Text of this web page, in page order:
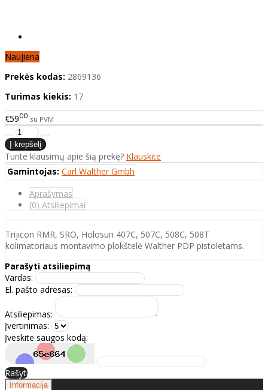
Naujiena
Prekės kodas: 2869136
Turimas kiekis: 17
€5900 su PVM
Turite klausimų apie šią prekę? Klauskite
Gamintojas: Carl Walther Gmbh
Aprašymas
(0) Atsiliepimai
Trijicon RMR, SRO, Holosun 407C, 507C, 508C, 508T
kolimatoriaus montavimo plokštelė Walther PDP pistoletams.
Parašyti atsiliepimą
Vardas:
El. pašto adresas:
Atsiliepimas:
Įvertinimas:
Įveskite saugos kodą:
Rašyti
Informacija